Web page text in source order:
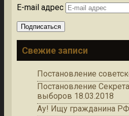
E-mail адрес
Подписаться
Свежие записи
Постановление
Постановление
выборов 18.03.2018
Ау! Ищу гражданина